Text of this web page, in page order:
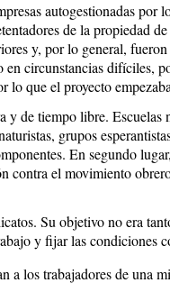
autogestionadas por
de la propiedad
y, por lo general,
circunstancias difíciles,
lo que el proyecto
y de tiempo libre. Escuelas
grupos
En segundo
contra el movimiento
. Su objetivo no era
y fijar las condiciones
a los trabajadores de una